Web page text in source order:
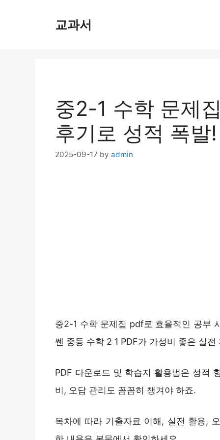
교과서
중2-1 수학 문제
후기로 성적 폭발!
2025-09-17 by admin
중2-1 수학 문제집 pdf로 효율적인 공부
쎈 중등 수학 2 1 PDF가 가성비 좋은 실전
PDF 다운로드 및 학습지 활용법은 성적
비, 오답 관리도 꼼꼼히 챙겨야 하죠.
목차에 따라 기출자료 이해, 실전 활용,